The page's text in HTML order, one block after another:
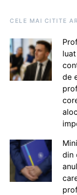
CELE MAI CITITE
de
din